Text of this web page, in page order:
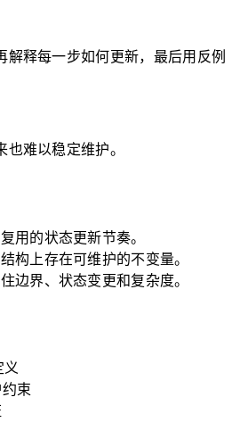
解释每一步如何更新，最后用反例
难以稳定维护。
用的状态更新节奏。
构上存在可维护的不变量。
边界、状态变更和复杂度。
义
束